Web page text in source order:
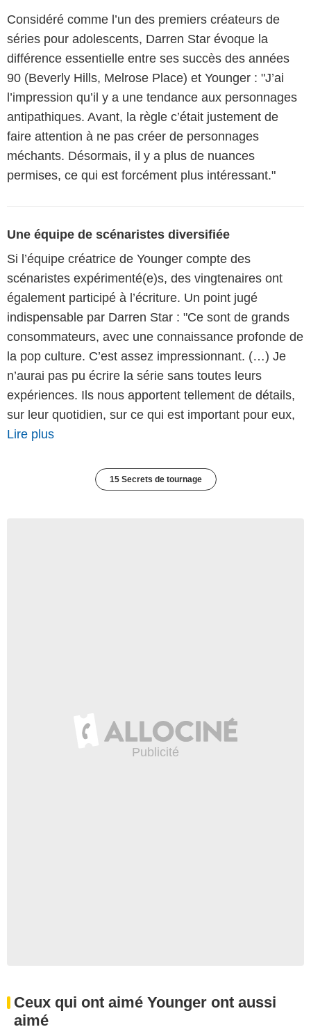
Considéré comme l’un des premiers créateurs de
séries pour adolescents, Darren Star évoque la
différence essentielle entre ses succès des années
90 (Beverly Hills, Melrose Place) et Younger : "J’ai
l’impression qu’il y a une tendance aux personnages
antipathiques. Avant, la règle c’était justement de
faire attention à ne pas créer de personnages
méchants. Désormais, il y a plus de nuances
permises, ce qui est forcément plus intéressant."
Une équipe de scénaristes diversifiée
Si l’équipe créatrice de Younger compte des
scénaristes expérimenté(e)s, des vingtenaires ont
également participé à l’écriture. Un point jugé
indispensable par Darren Star : "Ce sont de grands
consommateurs, avec une connaissance profonde de
la pop culture. C’est assez impressionnant. (…) Je
n’aurai pas pu écrire la série sans toutes leurs
expériences. Ils nous apportent tellement de détails,
sur leur quotidien, sur ce qui est important pour eux,
Lire plus
15 Secrets de tournage
Ceux qui ont aimé Younger ont aussi
aimé